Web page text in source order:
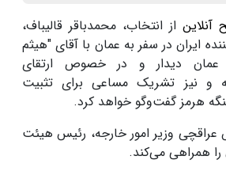
آنلاین از انتخاب، محمدباقر قالیباف،
ایران در سفر به عمان با آقای "هیثم
دیدار و در خصوص ارتقای
و نیز تشریک مساعی برای تثبیت
تنگه هرمز گفت‌وگو خواهد کرد.
وزیر امور خارجه، رئیس هیئت
را همراهی می‌کند.